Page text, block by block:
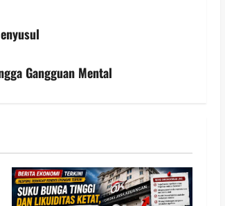
Gangguan Mental